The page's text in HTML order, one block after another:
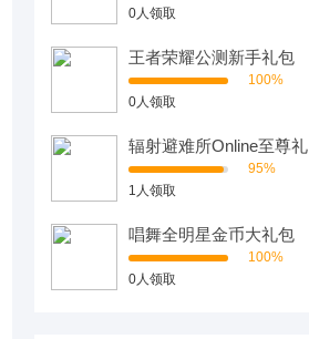
0人领取
王者荣耀公测新手礼包
100%
0人领取
辐射避难所Online至尊礼
包
95%
1人领取
唱舞全明星金币大礼包
100%
0人领取